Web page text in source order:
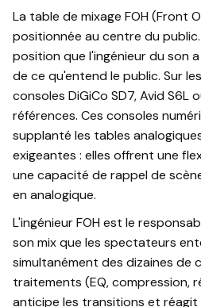
La table de mixage FOH (Front
positionnée au centre du
position que l'ingénieur du son
de ce qu'entend le public. Sur
consoles DiGiCo SD7, Avid S6L
références. Ces consoles
supplanté les tables
exigeantes : elles offrent une
une capacité de rappel de
en analogique.
L'ingénieur FOH est le
son mix que les spectateurs
simultanément des dizaines de
traitements (EQ, compression,
anticipe les transitions et réagit